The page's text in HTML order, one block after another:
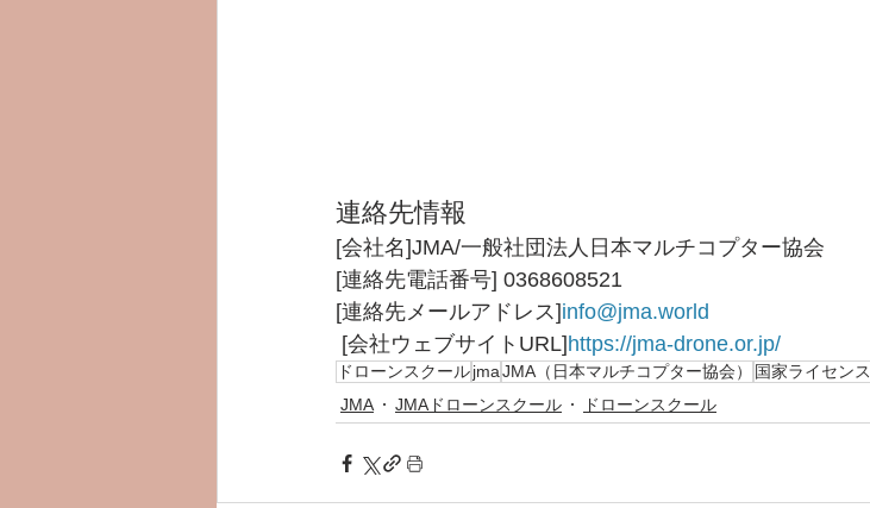
連絡先情報
[会社名]JMA/一般社団法人日本マルチコプター協会
[連絡先電話番号] 0368608521
[連絡先メールアドレス]info@jma.world
[会社ウェブサイトURL] https://jma-drone.or.jp/
ドローンスクールjmaJMA（日本マルチコプター協会）
国家ライセンス
JMA
JMAドローンスクール ドローンスクール